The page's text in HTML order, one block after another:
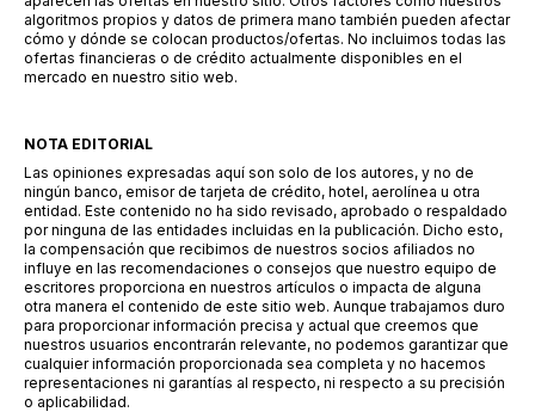
algoritmos propios y datos de primera mano también pueden afectar
cómo y dónde se colocan productos/ofertas. No incluimos todas las
ofertas financieras o de crédito actualmente disponibles en el
mercado en nuestro sitio web.
NOTA EDITORIAL
Las opiniones expresadas aquí son solo de los autores, y no de
ningún banco, emisor de tarjeta de crédito, hotel, aerolínea u otra
entidad. Este contenido no ha sido revisado, aprobado o respaldado
por ninguna de las entidades incluidas en la publicación. Dicho esto,
la compensación que recibimos de nuestros socios afiliados no
influye en las recomendaciones o consejos que nuestro equipo de
escritores proporciona en nuestros artículos o impacta de alguna
otra manera el contenido de este sitio web. Aunque trabajamos duro
para proporcionar información precisa y actual que creemos que
nuestros usuarios encontrarán relevante, no podemos garantizar que
cualquier información proporcionada sea completa y no hacemos
representaciones ni garantías al respecto, ni respecto a su precisión
o aplicabilidad.